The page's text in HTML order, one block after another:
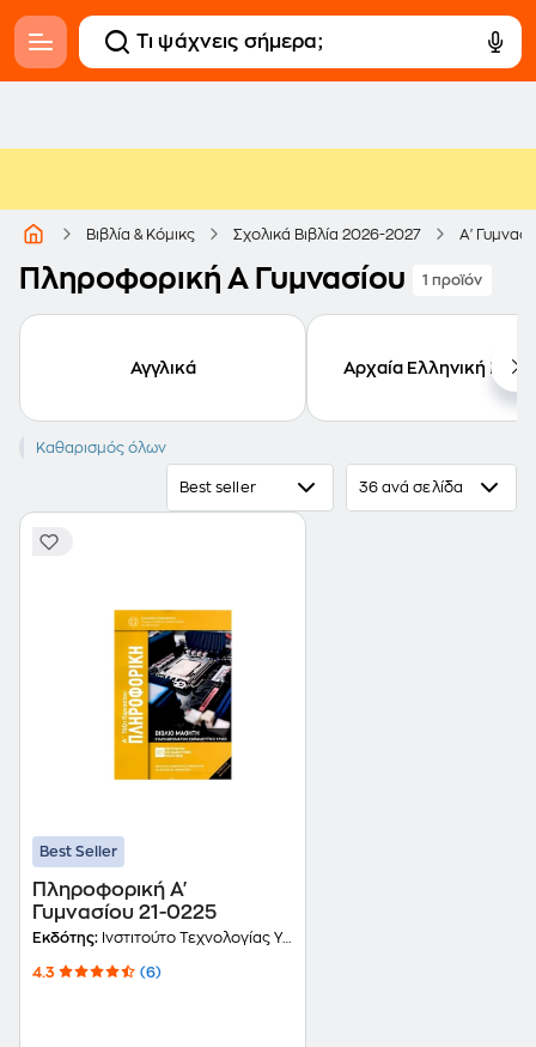
Βιβλία & Κόμικς Σχολικά Βιβλία 2026-2027 Α'
Πληροφορική Α Γυμνασίου 1 προϊόν
Αγγλικά Αρχαία Ελληνική
Πληροφορική
Καθαρισμός όλων
Best seller 36 ανά σελίδα
Best Seller
Πληροφορική Α'
Γυμνασίου 21-0225
Εκδότης: Ινστιτούτο Τεχνολογίας Υπολογιστών και Εκδόσεων Διόφαντος
4.3 (6)